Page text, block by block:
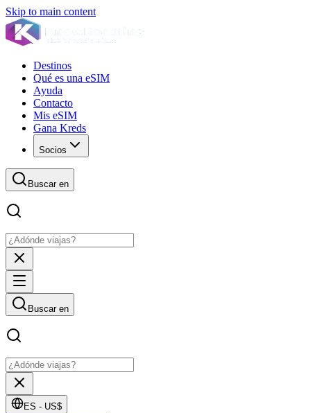
Skip to main content
Destinos
Qué es una eSIM
Ayuda
Contacto
Mis eSIM
Gana Kreds
Socios
Buscar en
Buscar en
ES - US$